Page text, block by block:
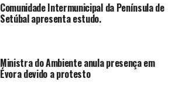
Comunidade Intermunicipal da Península de
Setúbal apresenta estudo.
Ministra do Ambiente anula presença em
Évora devido a protesto